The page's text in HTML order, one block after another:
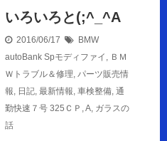
いろいろと(;^_^A
2016/06/17
BMW
autoBank Spモディファイ , ＢＭ
Ｗトラブル＆修理, パーツ販売情
報, 日記, 最新情報, 車検整備, 通
勤快速７号 325ＣＰ ,A, ガラスの
話